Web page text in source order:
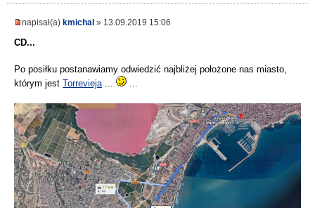
napisał(a) kmichal » 13.09.2019 15:06
CD...
Po posiłku postanawiamy odwiedzić najbliżej położone nas miasto,
którym jest Torrevieja... ...